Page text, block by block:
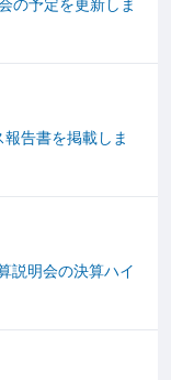
告書を掲載しま
説明会の決算ハイ